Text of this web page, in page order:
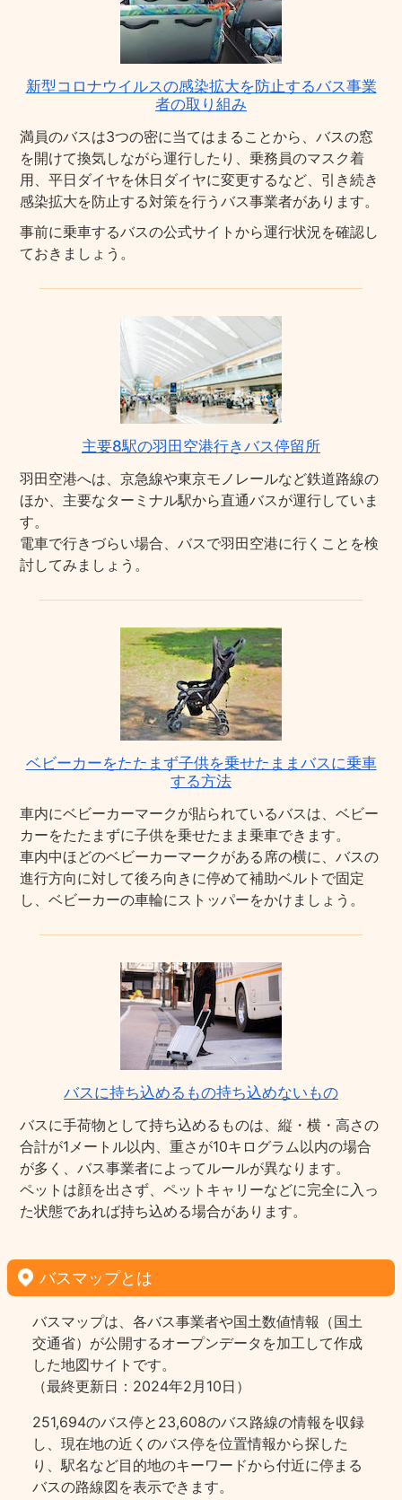
新型コロナウイルスの感染拡大を防止するバス事業
者の取り組み
満員のバスは3つの密に当てはまることから、バスの窓
を開けて換気しながら運行したり、乗務員のマスク着
用、平日ダイヤを休日ダイヤに変更するなど、引き続き
感染拡大を防止する対策を行うバス事業者があります。
事前に乗車するバスの公式サイトから運行状況を確認し
ておきましょう。
主要8駅の羽田空港行きバス停留所
羽田空港へは、京急線や東京モノレールなど鉄道路線の
ほか、主要なターミナル駅から直通バスが運行していま
す。
電車で行きづらい場合、バスで羽田空港に行くことを検
討してみましょう。
ベビーカーをたたまず子供を乗せたままバスに乗車
する方法
車内にベビーカーマークが貼られているバスは、ベビー
カーをたたまずに子供を乗せたまま乗車できます。
車内中ほどのベビーカーマークがある席の横に、バスの
進行方向に対して後ろ向きに停めて補助ベルトで固定
し、ベビーカーの車輪にストッパーをかけましょう。
バスに持ち込めるもの持ち込めないもの
バスに手荷物として持ち込めるものは、縦・横・高さの
合計が1メートル以内、重さが10キログラム以内の場合
が多く、バス事業者によってルールが異なります。
ペットは顔を出さず、ペットキャリーなどに完全に入っ
た状態であれば持ち込める場合があります。
バスマップとは
バスマップは、各バス事業者や国土数値情報（国土
交通省）が公開するオープンデータを加工して作成
した地図サイトです。
（最終更新日：2024年2月10日）
251,694のバス停と23,608のバス路線の情報を収録
し、現在地の近くのバス停を位置情報から探した
り、駅名など目的地のキーワードから付近に停まる
バスの路線図を表示できます。